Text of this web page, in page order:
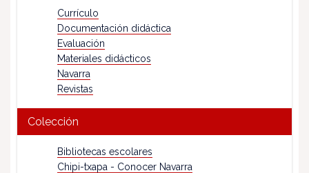
Currículo
Documentación didáctica
Evaluación
Materiales didácticos
Navarra
Revistas
Colección
Bibliotecas escolares
Chipi-txapa - Conocer Navarra